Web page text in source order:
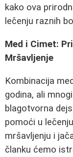
kako ova
lečenju raznih
Med i Cimet:
Mršavljenje
Kombinacija
godina, ali
blagotvorna
pomoći u
mršavljenju i
članku ćemo